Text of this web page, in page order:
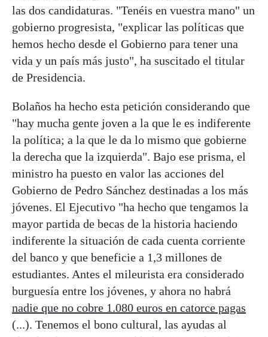
las dos candidaturas. "Tenéis en vuestra mano" un
gobierno progresista, "explicar las políticas que
hemos hecho desde el Gobierno para tener una
vida y un país más justo", ha suscitado el titular
de Presidencia.
Bolaños ha hecho esta petición considerando que
"hay mucha gente joven a la que le es indiferente
la política; a la que le da lo mismo que gobierne
la derecha que la izquierda". Bajo ese prisma, el
ministro ha puesto en valor las acciones del
Gobierno de Pedro Sánchez destinadas a los más
jóvenes. El Ejecutivo "ha hecho que tengamos la
mayor partida de becas de la historia haciendo
indiferente la situación de cada cuenta corriente
del banco y que beneficie a 1,3 millones de
estudiantes. Antes el mileurista era considerado
burguesía entre los jóvenes, y ahora no habrá
nadie que no cobre 1.080 euros en catorce pagas
(...). Tenemos el bono cultural, las ayudas al